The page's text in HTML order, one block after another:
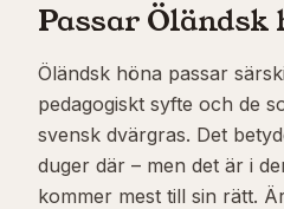
Passar Öländsk
Öländsk höna passar
pedagogiskt syfte och de
svensk dvärgras. Det
duger där – men det är i
kommer mest till sin rätt.